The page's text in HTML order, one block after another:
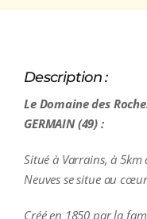
Description :
Le Domaine des
GERMAIN (49) :
Situé à Varrains, à 5km
Neuves se situe au
Créé en 1850 par la